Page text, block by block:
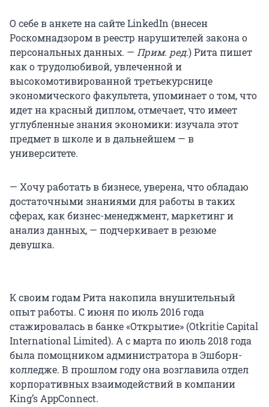
О себе в анкете на сайте LinkedIn (внесен
Роскомнадзором в реестр нарушителей закона о
персональных данных. — Прим. ред.) Рита пишет
как о трудолюбивой, увлеченной и
высокомотивированной третьекурснице
экономического факультета, упоминает о том, что
идет на красный диплом, отмечает, что имеет
углубленные знания экономики: изучала этот
предмет в школе и в дальнейшем — в
университете.
— Хочу работать в бизнесе, уверена, что обладаю
достаточными знаниями для работы в таких
сферах, как бизнес-менеджмент, маркетинг и
анализ данных, — подчеркивает в резюме
девушка.
К своим годам Рита накопила внушительный
опыт работы. С июня по июль 2016 года
стажировалась в банке «Открытие» (Otkritie Capital
International Limited). А с марта по июль 2018 года
была помощником администратора в Эшборн-
колледже. В прошлом году она возглавила отдел
корпоративных взаимодействий в компании
King’s AppConnect.